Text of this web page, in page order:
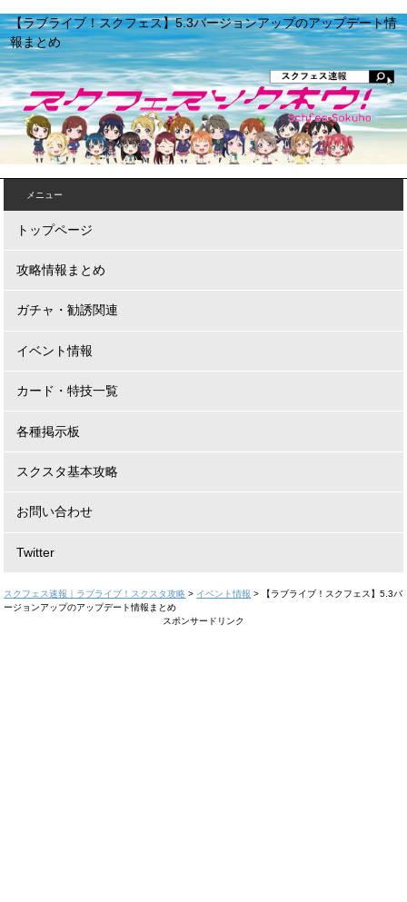
【ラブライブ！スクフェス】5.3バージョンアップのアップデート情
報まとめ
メニュー
トップページ
攻略情報まとめ
ガチャ・勧誘関連
イベント情報
カード・特技一覧
各種掲示板
スクスタ基本攻略
お問い合わせ
Twitter
スクフェス速報｜ラブライブ！スクスタ攻略 > イベント情報 >
【ラブライブ！スクフェス】5.3バ
ージョンアップのアップデート情報まとめ
スポンサードリンク